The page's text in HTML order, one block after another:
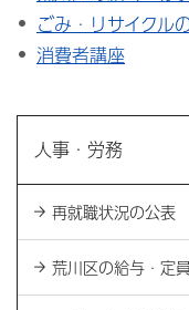
ごみ・リサイクル
消費者講座
人事・労務
再就職状況の公表
荒川区の給与・定